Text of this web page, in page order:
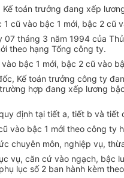
toán trưởng đang xếp
cũ vào bậc 1 mới, bậc 2 cũ
tháng 3 năm 1994 của
theo hạng Tổng công ty.
bậc 1 mới, bậc 2 cũ vào
Kế toán trưởng công ty
hợp đang xếp lương
định tại tiết a, tiết b và
vào bậc 1 mới theo công ty
chuyên môn, nghiệp vụ,
vụ, căn cứ vào ngạch,
lục số 2 ban hành kèm